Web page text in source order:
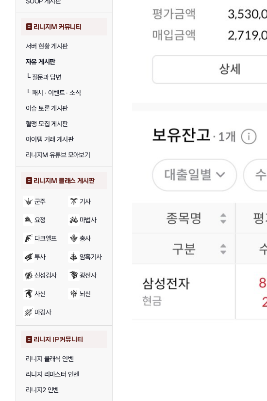
리니지M 커뮤니티
서버 현황 게시판
자유 게시판
└질문과 답변
└패치 · 이벤트 · 소식
이슈 토론 게시판
혈맹 모집 게시판
아이템 거래 게시판
리니지M 유튜브 모아보기
리니지M 클래스 게시판
군주 기사
요정 마법사
다크엘프 총사
투사 암흑기사
신성검사 광전사
사신 뇌신
마검사
리니지 IP 커뮤니티
리니지 클래식 인벤
리니지 리마스터 인벤
리니지2 인벤